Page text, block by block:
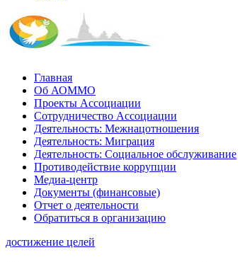
Главная
Об АОММО
Проекты Ассоциации
Сотрудничество Ассоциации
Деятельность: Межнацотношения
Деятельность: Миграция
Деятельность: Социальное обслуживание
Противодействие коррупции
Медиа-центр
Документы (финансовые)
Отчет о деятельности
Обратиться в организацию
достижение целей